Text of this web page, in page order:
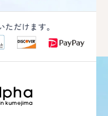
だけます。